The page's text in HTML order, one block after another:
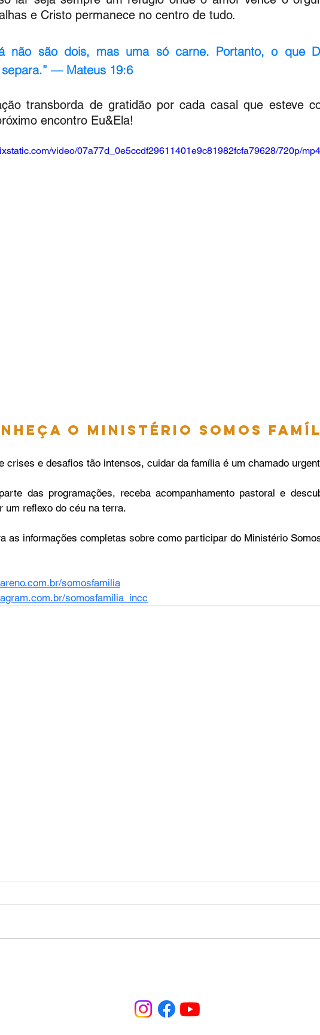
e Cristo permanece no centro de tudo.
não são dois, mas uma só carne. Portanto, o que
— Mateus 19:6
transborda de gratidão por cada casal que esteve
encontro Eu&Ela!
video/07a77d_0e5ccdf29611401e9c81982fcfa79628/720p/
o Ministério Somos
crises e desafios tão intensos, cuidar da família é um chamado
das programações, receba acompanhamento pastoral e
um reflexo do céu na terra.
as informações completas sobre como participar do Ministério
somosfamilia
somosfamilia_incc